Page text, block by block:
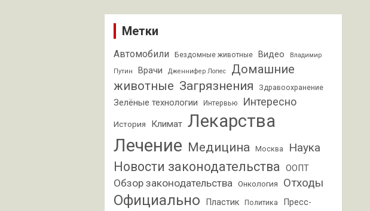
Метки
Автомобили Бездомные животные Видео Владимир
Путин Врачи Дженнифер Лопес
Домашние
животные Загрязнения Здравоохранение
Зелёные технологии Интервью Интересно
История Климат Лекарства
Лечение Медицина Москва Наука
Новости законодательства ООПТ
Обзор законодательства Онкология Отходы
Официально Пластик Политика
Пресс-